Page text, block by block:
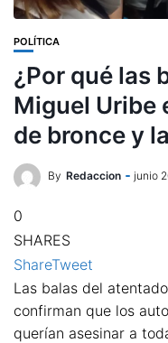
POLÍTICA
¿Por qué las
Miguel Uribe
de bronce y
By Redaccion junio
0
SHARES
ShareTweet
Las balas del
confirman que los
querían asesinar a